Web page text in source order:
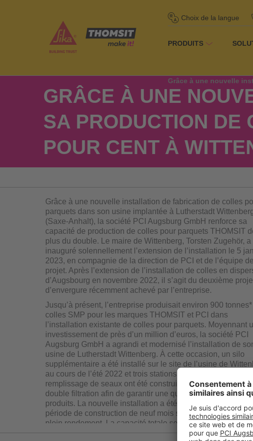
Choix de la langue
PRODUITS
Grâce à une nouvelle
GRÂCE À UNE
SA PRODUCTION DE
POUR CENT À
Grâce à une nouvelle installation de fabrication de colles
parquets dans son usine implantée à Lutherstadt
(Saxe-Anhalt), la société PCI Augsburg GmbH renforce sa
capacité de production de colles pour parquets THOMSIT
plus du double. Le maire de Wittenberg, Torsten Zugehör, a
inauguré solennellement l’extension de l’installation le 5
2023, en compagnie de la direction de PCI et de l’équipe de
projet. Après l’extension de l’installation de colles en
d’Augsbourg en novembre 2022, il s’agit du deuxième
d’envergure récemment achevé par l’entreprise.
Jusqu’à présent, l’entreprise produisait environ 900
colles SMP pour les marques THOMSIT et PCI dans
l’installation existante de colles pour parquets. Moyennant
investissement de près d’un million d’euros, la société PCI
Augsburg GmbH a agrandi et modernisé l’installation de
usine de Lutherstadt Wittenberg. À cette occasion, un silo
supplémentaire a été installé sur le site de l’usine de
au cours de l’été 2022 et trois stations supplémentaires de
remplissage de seaux ont été construites avec des unités
double filtration afin de garantir une qualité irréprochable
produits. La nouvelle installation a été achevée après une
période de construction de neuf mois seulement et tourne
plein rendement. La capacité totale sera ainsi plus que
pour atteindre environ 2 000 tonnes par an. De plus,